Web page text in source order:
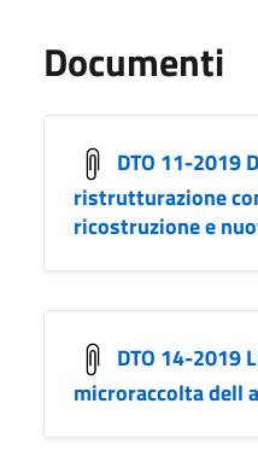
Documenti
DTO 11-2019
ristrutturazione
ricostruzione e
DTO 14-2019
microraccolta dell